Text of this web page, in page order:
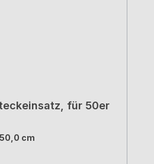
für 50er
50,0 cm